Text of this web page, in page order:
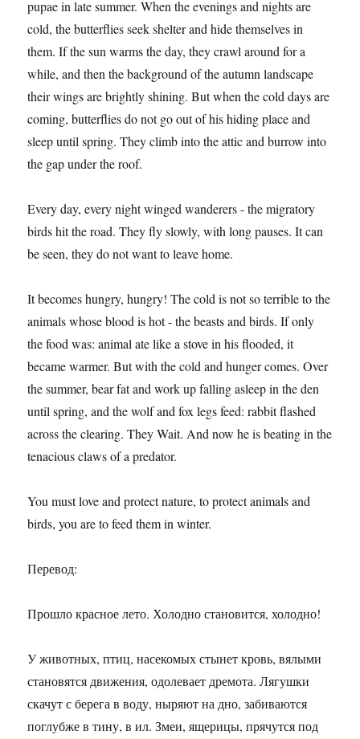
pupae in late summer. When the evenings and nights are
cold, the butterflies seek shelter and hide themselves in
them. If the sun warms the day, they crawl around for a
while, and then the background of the autumn landscape
their wings are brightly shining. But when the cold days are
coming, butterflies do not go out of his hiding place and
sleep until spring. They climb into the attic and burrow into
the gap under the roof.
Every day, every night winged wanderers - the migratory
birds hit the road. They fly slowly, with long pauses. It can
be seen, they do not want to leave home.
It becomes hungry, hungry! The cold is not so terrible to the
animals whose blood is hot - the beasts and birds. If only
the food was: animal ate like a stove in his flooded, it
became warmer. But with the cold and hunger comes. Over
the summer, bear fat and work up falling asleep in the den
until spring, and the wolf and fox legs feed: rabbit flashed
across the clearing. They Wait. And now he is beating in the
tenacious claws of a predator.
You must love and protect nature, to protect animals and
birds, you are to feed them in winter.
Перевод:
Прошло красное лето. Холодно становится, холодно!
У животных, птиц, насекомых стынет кровь, вялыми
становятся движения, одолевает дремота. Лягушки
скачут с берега в воду, ныряют на дно, забиваются
поглубже в тину, в ил. Змеи, ящерицы, прячутся под